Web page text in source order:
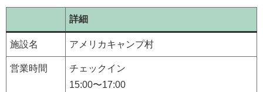
詳細
施設名 アメリカキャンプ村
営業時間
チェックイン
15:00〜17:00